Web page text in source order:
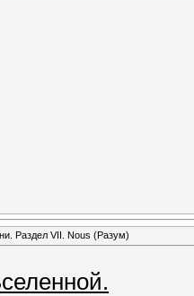
Раздел VII. Nous (Разум)